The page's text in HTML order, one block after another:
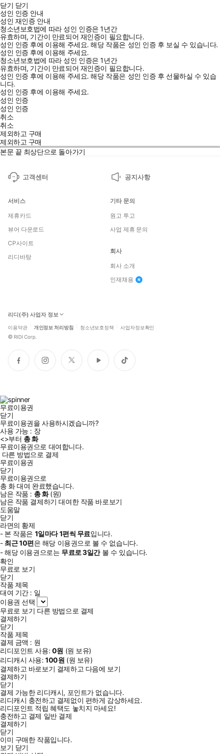
닫기 닫기
성인 인증 안내
성인 재인증 안내
청소년보호법에 따라 성인 인증은 1년간
유효하며, 기간이 만료되어 재인증이 필요합니다.
성인 인증 후에 이용해 주세요.해당 작품은 성인 인증 후 보실 수 있습니다.
성인 인증 후에 이용해 주세요.
청소년보호법에 따라 성인 인증은 1년간
유효하며, 기간이 만료되어 재인증이 필요합니다.
성인 인증 후에 이용해 주세요.해당 작품은 성인 인증 후 선물하실 수 있습
니다.
성인 인증 후에 이용해 주세요.
성인 인증
성인 인증
취소
취소
제외하고 구매
제외하고 구매
본문 끝 최상단으로 돌아가기
고객센터 공지사항
서비스
제휴카드
뷰어 다운로드
CP사이트
리디바탕
기타 문의
원고 투고
사업 제휴 문의
회사
회사 소개
인재채용
리디(주) 사업자 정보
이용약관 개인정보 처리방침 청소년보호정책 사업자정보확인
© RIDI Corp.
페
이
인
스
트
위
유
튜
틱
톡
무료이용권
닫기
무료이용권을 사용하시겠습니까?
사용 가능 : 장
<>부터 총화
무료이용권으로 대여합니다.
다른 방법으로 결제
무료이용권
닫기
무료이용권으로
총 화대여 완료했습니다.
남은 작품 : 총화(원)
남은 작품 결제하기 대여한 작품 바로보기
도움말
닫기
라면의 황제
- 본 작품은 1일마다1편씩 무료입니다.
- 최근10편은 해당 이용권으로 볼 수 없습니다.
- 해당 이용권으로는 무료로3일간볼 수 있습니다.
확인
무료로 보기
닫기
작품 제목
대여 기간 : 일
이용권 선택
무료로 보기 다른 방법으로 결제
결제하기
닫기
작품 제목
결제 금액 : 원
리디포인트 사용: 0원 (원 보유)
리디캐시 사용:100원 (원 보유)
결제하고 바로보기 결제하고 다음에 보기
결제하기
닫기
결제 가능한 리디캐시, 포인트가 없습니다.
리디캐시 충전하고 결제없이 편하게 감상하세요.
리디포인트 적립 혜택도 놓치지 마세요!
충전하고 결제 일반 결제
결제하기
닫기
이미 구매한 작품입니다.
보기 닫기